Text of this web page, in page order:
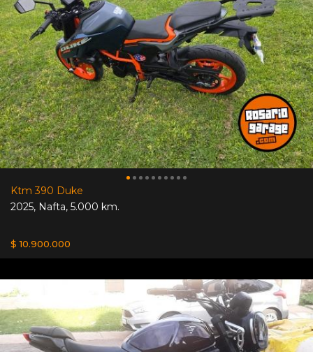
Ktm 390 Duke
2025, Nafta, 5.000 km.
$ 10.900.000